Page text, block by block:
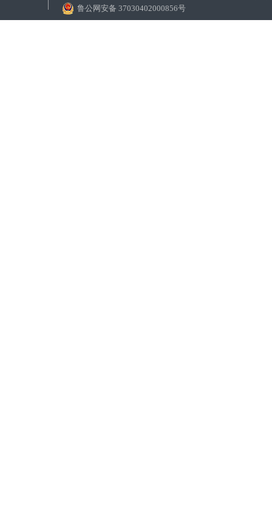
鲁公网安备 37030402000856号